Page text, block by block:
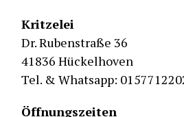
Kritzelei
Dr. Rubenstraße 36
41836 Hückelhoven
Tel. & Whatsapp:
Öffnungszeiten